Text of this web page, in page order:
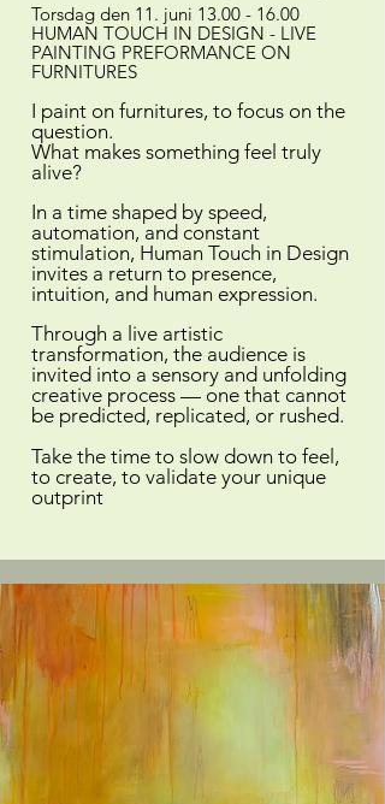
Torsdag den 11. juni 13.00 - 16.00
HUMAN TOUCH IN DESIGN - LIVE
PAINTING PREFORMANCE ON
FURNITURES
I paint on furnitures, to focus on the
question.
What makes something feel truly
alive?
In a time shaped by speed,
automation, and constant
stimulation, Human Touch in Design
invites a return to presence,
intuition, and human expression.
Through a live artistic
transformation, the audience is
invited into a sensory and unfolding
creative process — one that cannot
be predicted, replicated, or rushed.
Take the time to slow down to feel,
to create, to validate your unique
outprint